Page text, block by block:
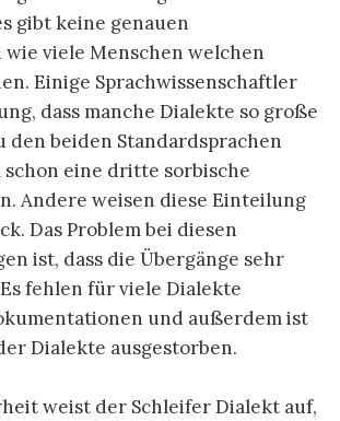
gibt keine genauen
viele Menschen welchen
Einige Sprachwissenschaftler
dass manche Dialekte so große
den beiden Standardsprachen
schon eine dritte sorbische
Andere weisen diese Einteilung
Das Problem bei diesen
ist, dass die Übergänge sehr
fehlen für viele Dialekte
und außerdem ist
Dialekte ausgestorben.
weist der Schleifer Dialekt auf,